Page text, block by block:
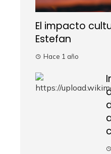
El impacto
Estefan
Hace 1 año